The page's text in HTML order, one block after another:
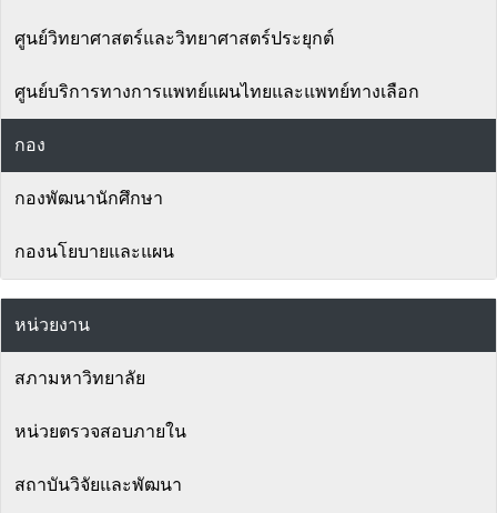
ศูนย์วิทยาศาสตร์และวิทยาศาสตร์ประยุกต์
ศูนย์บริการทางการแพทย์แผนไทยและแพทย์ทางเลือก
กอง
กองพัฒนานักศึกษา
กองนโยบายและแผน
หน่วยงาน
สภามหาวิทยาลัย
หน่วยตรวจสอบภายใน
สถาบันวิจัยและพัฒนา